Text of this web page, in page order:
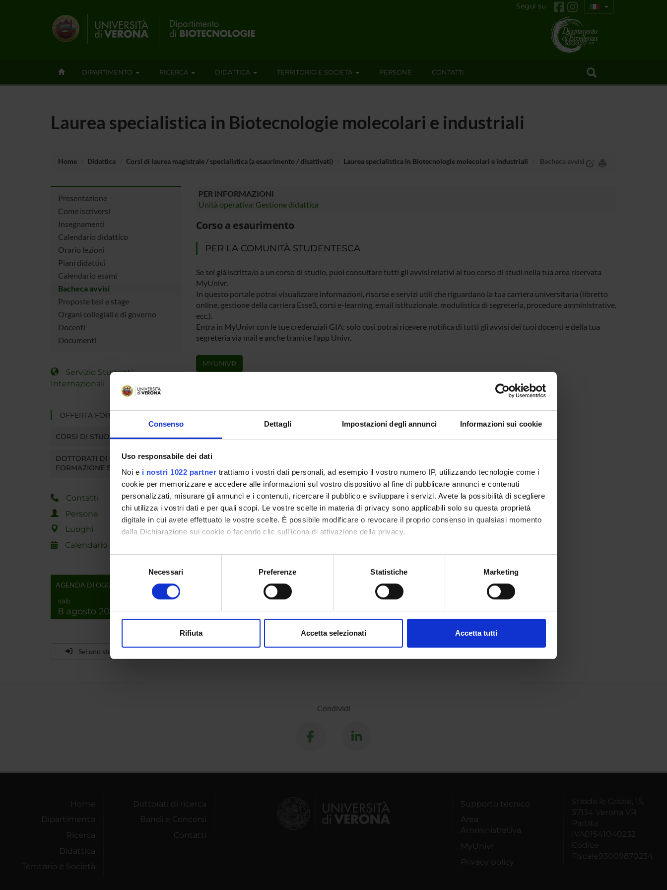
Consenso Dettagli Impostazioni degli annunci Informazioni sui cookie
Uso responsabile dei dati
Noi e i nostri 1022 partner trattiamo i vostri dati personali, ad esempio il vostro numero IP, utilizzando tecnologie come i
cookie per memorizzare e accedere alle informazioni sul vostro dispositivo al fine di pubblicare annunci e contenuti
personalizzati, misurare gli annunci e i contenuti, ricercare il pubblico e sviluppare i servizi. Avete la possibilità di scegliere
chi utilizza i vostri dati e per quali scopi. Le vostre scelte in materia di privacy sono applicabili solo su questa proprietà
digitale in cui avete effettuato le vostre scelte. È possibile modificare o revocare il proprio consenso in qualsiasi momento
dalla Dichiarazione sui cookie o facendo clic sull'icona di attivazione della privacy.
Con il tuo consenso, vorremmo anche:
raccogliere informazioni sulla tua posizione geografica, con un'approssimazione di qualche metro,
digitali).
modificare o ritirare il tuo consenso in qualsiasi momento dalla Dichiarazione sui cookie.
consenso
Necessari Preferenze Statistiche Marketing
Rifiuta Accetta selezionati Accetta tutti
Segui su
DIPARTIMENTO RICERCA DIDATTICA TERRITORIO E SOCIETÀ PERSONE CONTATTI
Laurea specialistica in Biotecnologie molecolari e industriali
Home Didattica Corsi di laurea magistrale / specialistica (a esaurimento / disattivati) Laurea specialistica in Biotecnologie molecolari e industriali Bacheca avvisi
Presentazione
Come iscriversi
Insegnamenti
Calendario didattico
Orario lezioni
Piani didattici
Calendario esami
Bacheca avvisi
Proposte tesi e stage
Organi collegiali e di governo
Docenti
Documenti
Servizio Studenti
Internazionali
OFFERTA FORMATIVA
CORSI DI STUDIO
DOTTORATI DI RICERCA E
FORMAZIONE SUPERIORE
Contatti
Persone
Luoghi
Calendario
AGENDA DI OGGI
sab
8 agosto 2026
Sei uno studente già iscritto?
PER INFORMAZIONI
Unità operativa: Gestione didattica
Corso a esaurimento
PER LA COMUNITÀ STUDENTESCA
Se sei già iscritta/o a un corso di studio, puoi consultare tutti gli avvisi relativi al tuo corso di studi nella tua area riservata
MyUnivr.
In questo portale potrai visualizzare informazioni, risorse e servizi utili che riguardano la tua carriera universitaria (libretto
online, gestione della carriera Esse3, corsi e-learning, email istituzionale, modulistica di segreteria, procedure amministrative,
ecc.).
Entra in MyUnivr con le tue credenziali GIA: solo così potrai ricevere notifica di tutti gli avvisi dei tuoi docenti e della tua
segreteria via mail e anche tramite l'app Univr.
MYUNIVR
Condividi
Home
Dipartimento
Ricerca
Didattica
Territorio e Società
Dottorati di ricerca
Bandi e Concorsi
Contatti
Supporto tecnico
Area
Amministrativa
MyUnivr
Privacy policy
Strada le Grazie, 15,
37134 Verona VR
Partita
IVA01541040232
Codice
Fiscale93009870234